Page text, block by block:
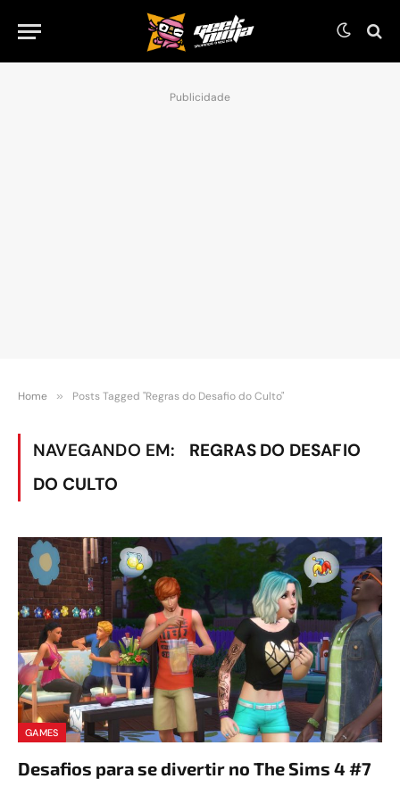
Publicidade
Home » Posts Tagged "Regras do Desafio do Culto"
NAVEGANDO EM:
REGRAS DO DESAFIO
DO CULTO
GAMES
Desafios para se divertir no The Sims 4 #7